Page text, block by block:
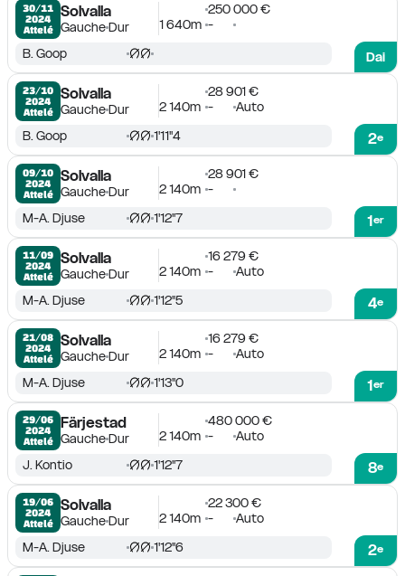
30/11
2024
Attelé
Solvalla
GaucheDur
250 000 €
1 640m -
Dai
B. Goop
23/10
2024
Attelé
Solvalla
GaucheDur
28 901 €
2 140m - Auto
2e
B. Goop 1'11''4
09/10
2024
Attelé
Solvalla
GaucheDur
28 901 €
2 140m -
1er
M-A. Djuse 1'12''7
11/09
2024
Attelé
Solvalla
GaucheDur
16 279 €
2 140m - Auto
4e
M-A. Djuse 1'12''5
21/08
2024
Attelé
Solvalla
GaucheDur
16 279 €
2 140m - Auto
1er
M-A. Djuse 1'13''0
29/06
2024
Attelé
Färjestad
GaucheDur
480 000 €
2 140m - Auto
8e
J. Kontio 1'12''7
19/06
2024
Attelé
Solvalla
GaucheDur
22 300 €
2 140m - Auto
2e
M-A. Djuse 1'12''6